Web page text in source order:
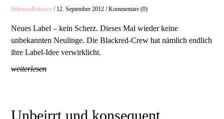
ReleasesReleases / 12. September 2012 / Kommentare (0)
Neues Label – kein Scherz. Dieses Mal wieder keine
unbekannten Neulinge. Die Blackred-Crew hat nämlich endlich
ihre Label-Idee verwirklicht.
weiterlesen
Unbeirrt und konsequent